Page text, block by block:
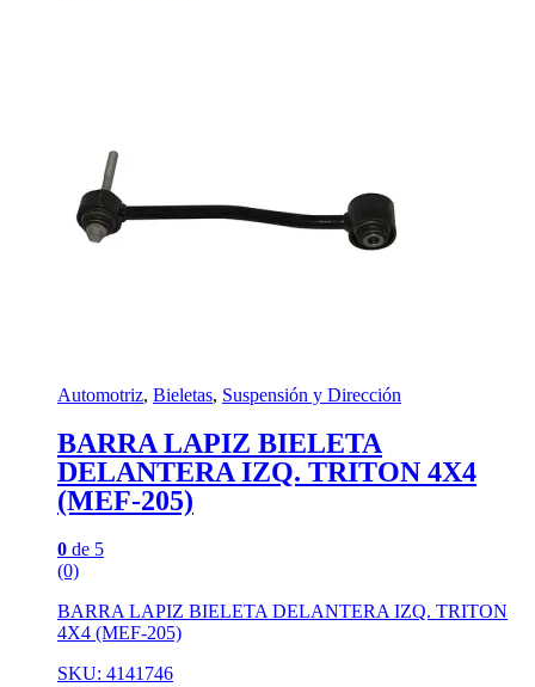
Automotriz, Bieletas, Suspensión y Dirección
BARRA LAPIZ BIELETA
DELANTERA IZQ. TRITON 4X4
(MEF-205)
0 de 5
(0)
BARRA LAPIZ BIELETA DELANTERA IZQ. TRITON
4X4 (MEF-205)
SKU: 4141746